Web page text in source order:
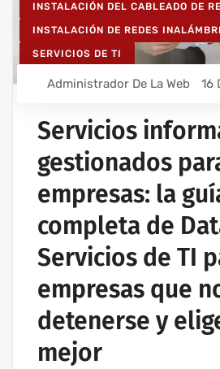
INSTALACIÓN DEL CABLEADO DE
INSTALACIÓN DE REDES
SERVICIOS DE TI
Administrador De La Web 16
Servicios
gestionados
empresas: la
completa de
Servicios de TI
empresas que
detenerse y
mejor